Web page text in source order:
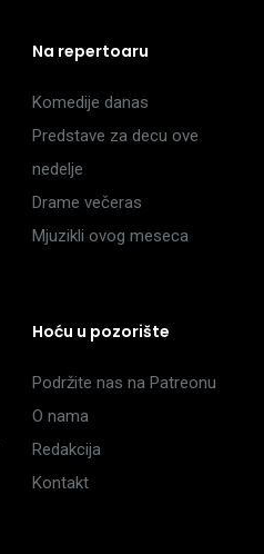
Na repertoaru
Komedije danas
Predstave za decu ove
nedelje
Drame večeras
Mjuzikli ovog meseca
Hoću u pozorište
Podržite nas na Patreonu
O nama
Redakcija
Kontakt